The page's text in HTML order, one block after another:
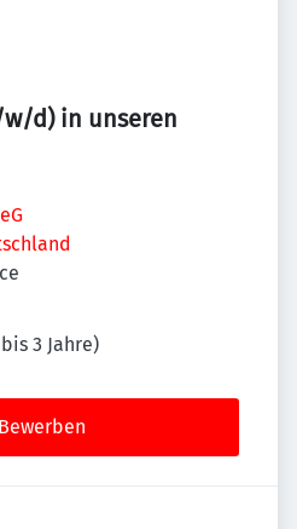
d) in unseren
3 Jahre)
Bewerben